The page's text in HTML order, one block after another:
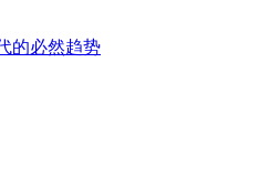
的必然趋势